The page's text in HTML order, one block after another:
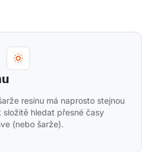
resinu má naprosto stejnou
hledat přesné časy
(nebo šarže).